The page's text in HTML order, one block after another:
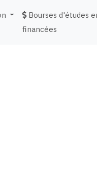
Bourses d'études
financées